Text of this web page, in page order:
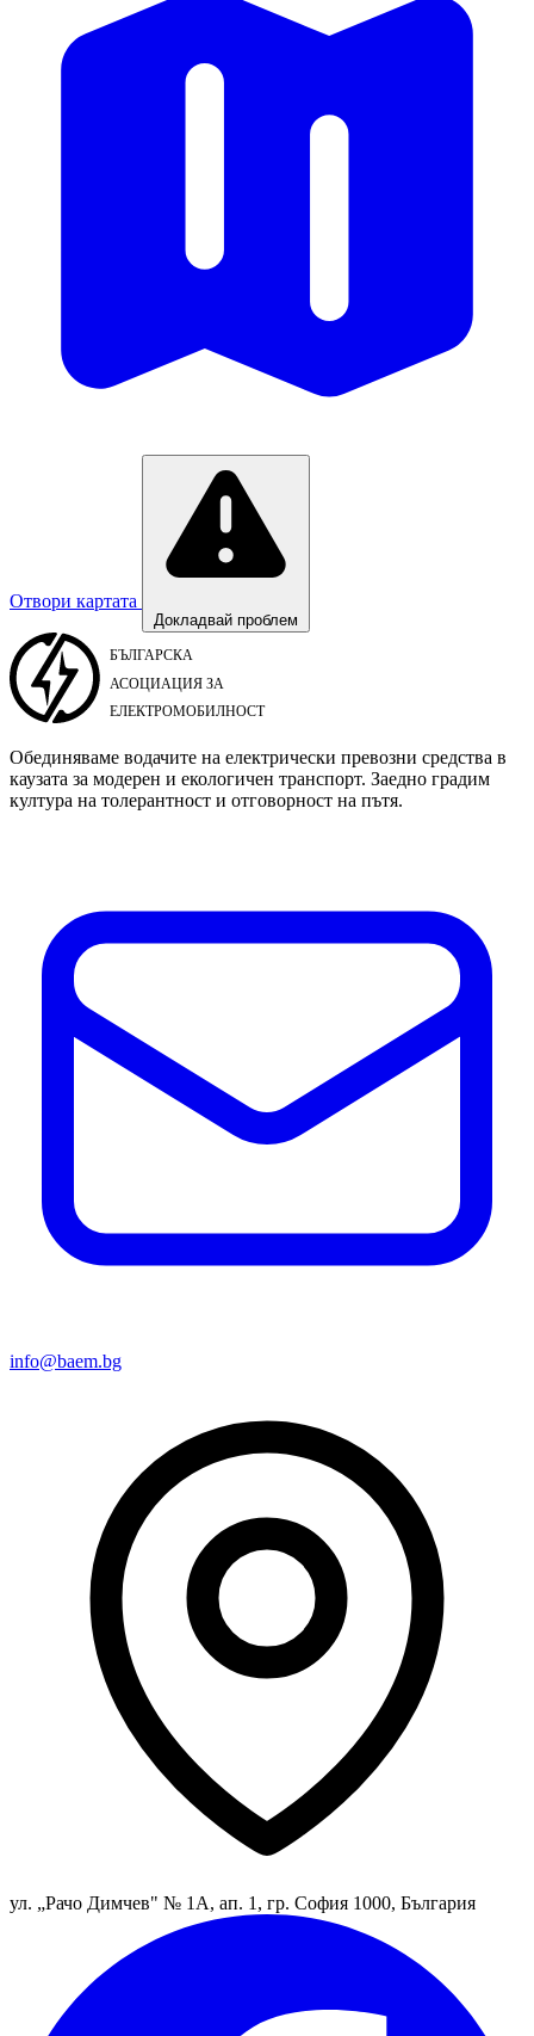
Отвори картата
Докладвай проблем
Обединяваме водачите на електрически превозни средства в
каузата за модерен и екологичен транспорт. Заедно градим
култура на толерантност и отговорност на пътя.
info@baem.bg
ул. „Рачо Димчев" № 1А, ап. 1, гр. София 1000, България